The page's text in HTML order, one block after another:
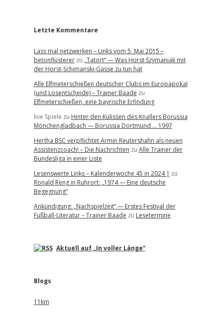
Letzte Kommentare
Lass mal netzwerken – Links vom 5. Mai 2015 –
betonflüstererzu „Tatort“ — Was Horst Szymaniak mit
der Horst-Schimanski-Gasse zu tun hat
Alle Elfmeterschießen deutscher Clubs im Europapokal
(und Losentscheide) – Trainer Baade zu
Elfmeterschießen, eine bayrische Erfindung
live Spiele zu Hinter den Kulissen des Knallers Borussia
Mönchengladbach — Borussia Dortmund … 1997
Hertha BSC verpflichtet Armin Reutershahn als neuen
Assistenzcoach! – Die Nachrichten zu Alle Trainer der
Bundesliga in einer Liste
Lesenswerte Links – Kalenderwoche 45 in 2024 | zu
Ronald Reng in Ruhrort: „1974 — Eine deutsche
Begegnung“
Ankündigung: „Nachspielzeit“ — Erstes Festival der
Fußball-Literatur – Trainer Baade zu Lesetermine
Aktuell auf „In voller Länge“
Blogs
11km